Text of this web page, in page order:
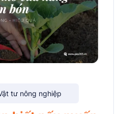
tư nông nghiệp